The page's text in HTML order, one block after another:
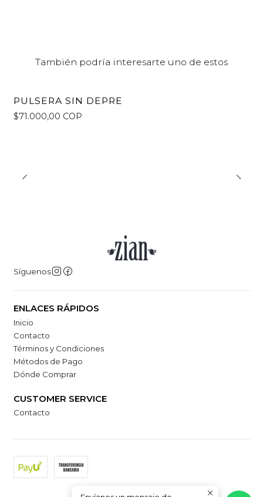
También podría interesarte uno de estos
PULSERA SIN DEPRE
$71.000,00 COP
Síguenos
ENLACES RÁPIDOS
Inicio
Contacto
Términos y Condiciones
Métodos de Pago
Dónde Comprar
CUSTOMER SERVICE
Contacto